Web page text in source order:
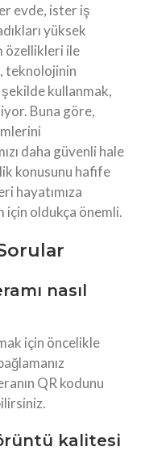
evde, ister iş
yüksek
özellikleri ile
teknolojinin
kullanmak,
Buna göre,
daha güvenli hale
konusunu hafife
hayatımıza
için oldukça önemli.
nasıl
için öncelikle
QR kodunu
kalitesi